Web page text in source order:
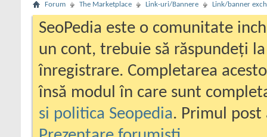
Forum The Marketplace Link-uri/Bannere Link/banner
SeoPedia este o comunitate
un cont, trebuie să răspundeți
înregistrare. Completarea
însă modul în care sunt
si politica Seopedia. Primul